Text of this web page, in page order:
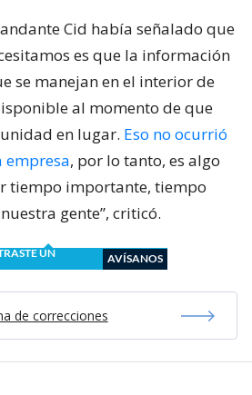
Cid había señalado que
es que la información
se manejan en el interior de
al momento de que
en lugar. Eso no ocurrió
empresa, por lo tanto, es algo
tiempo importante, tiempo
gente”, criticó.
UN
AVÍSANOS
de correcciones